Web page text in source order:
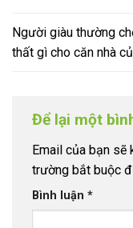
Người giàu thường
thất gì cho căn nhà
Để lại một
Email của bạn sẽ
trường bắt buộc
Bình luận *